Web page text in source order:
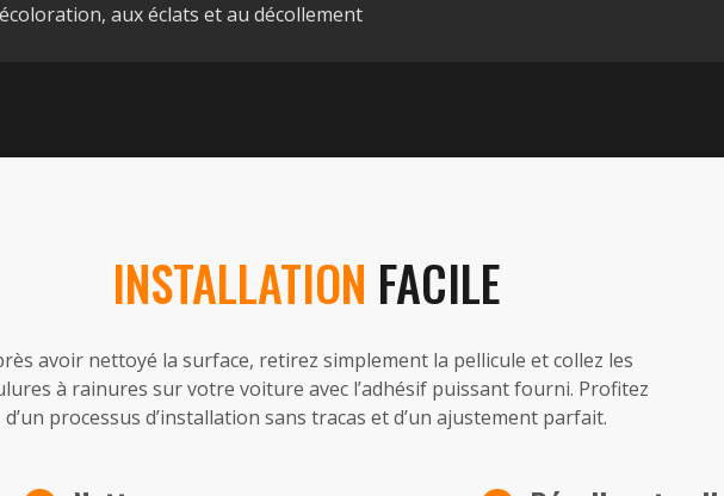
aux éclats et au décollement
INSTALLATION FACILE
avoir nettoyé la surface, retirez simplement la pellicule et collez les
à rainures sur votre voiture avec l’adhésif puissant fourni. Profitez
d’un processus d’installation sans tracas et d’un ajustement parfait.